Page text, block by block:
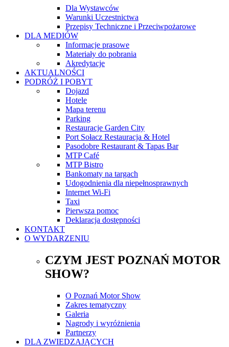
Dla Wystawców
Warunki Uczestnictwa
Przepisy Techniczne i Przeciwpożarowe
DLA MEDIÓW
Informacje prasowe
Materiały do pobrania
Akredytacje
AKTUALNOŚCI
PODRÓŻ I POBYT
Dojazd
Hotele
Mapa terenu
Parking
Restauracje Garden City
Port Sołacz Restauracja & Hotel
Pasodobre Restaurant & Tapas Bar
MTP Café
MTP Bistro
Bankomaty na targach
Udogodnienia dla niepełnosprawnych
Internet Wi-Fi
Taxi
Pierwsza pomoc
Deklaracja dostępności
KONTAKT
O WYDARZENIU
CZYM JEST POZNAŃ MOTOR
SHOW?
O Poznań Motor Show
Zakres tematyczny
Galeria
Nagrody i wyróżnienia
Partnerzy
DLA ZWIEDZAJĄCYCH